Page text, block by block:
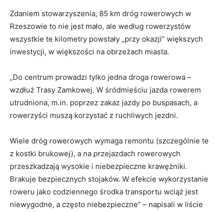
Zdaniem stowarzyszenia, 85 km dróg rowerowych w
Rzeszowie to nie jest mało, ale według rowerzystów
wszystkie te kilometry powstały „przy okazji” większych
inwestycji, w większości na obrzeżach miasta.
„Do centrum prowadzi tylko jedna droga rowerowa –
wzdłuż Trasy Zamkowej. W śródmieściu jazda rowerem
utrudniona, m.in. poprzez zakaz jazdy po buspasach, a
rowerzyści muszą korzystać z ruchliwych jezdni.
Wiele dróg rowerowych wymaga remontu (szczególnie te
z kostki brukowej), a na przejazdach rowerowych
przeszkadzają wysokie i niebezpieczne krawężniki.
Brakuje bezpiecznych stojaków. W efekcie wykorzystanie
roweru jako codziennego środka transportu wciąż jest
niewygodne, a często niebezpieczne” – napisali w liście